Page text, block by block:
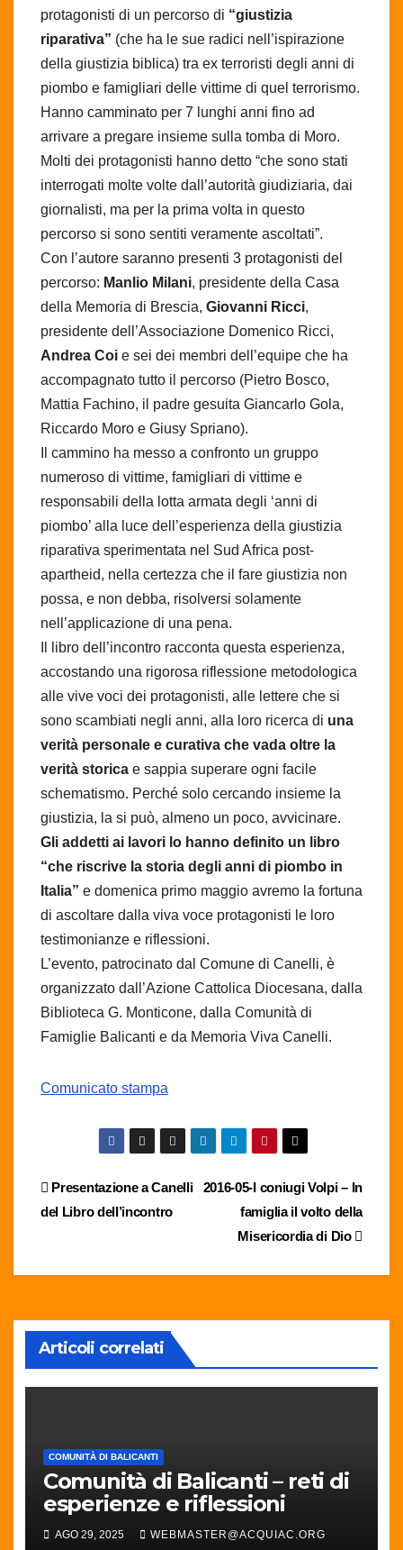
protagonisti di un percorso di “giustizia
riparativa” (che ha le sue radici nell’ispirazione
della giustizia biblica) tra ex terroristi degli anni di
piombo e famigliari delle vittime di quel terrorismo.
Hanno camminato per 7 lunghi anni fino ad
arrivare a pregare insieme sulla tomba di Moro.
Molti dei protagonisti hanno detto “che sono stati
interrogati molte volte dall’autorità giudiziaria, dai
giornalisti, ma per la prima volta in questo
percorso si sono sentiti veramente ascoltati”.
Con l’autore saranno presenti 3 protagonisti del
percorso: Manlio Milani, presidente della Casa
della Memoria di Brescia, Giovanni Ricci,
presidente dell’Associazione Domenico Ricci,
Andrea Coi e sei dei membri dell’equipe che ha
accompagnato tutto il percorso (Pietro Bosco,
Mattia Fachino, il padre gesuita Giancarlo Gola,
Riccardo Moro e Giusy Spriano).
Il cammino ha messo a confronto un gruppo
numeroso di vittime, famigliari di vittime e
responsabili della lotta armata degli ‘anni di
piombo’ alla luce dell’esperienza della giustizia
riparativa sperimentata nel Sud Africa post-
apartheid, nella certezza che il fare giustizia non
possa, e non debba, risolversi solamente
nell’applicazione di una pena.
Il libro dell’incontro racconta questa esperienza,
accostando una rigorosa riflessione metodologica
alle vive voci dei protagonisti, alle lettere che si
sono scambiati negli anni, alla loro ricerca di una
verità personale e curativa che vada oltre la
verità storica e sappia superare ogni facile
schematismo. Perché solo cercando insieme la
giustizia, la si può, almeno un poco, avvicinare.
Gli addetti ai lavori lo hanno definito un libro
“che riscrive la storia degli anni di piombo in
Italia” e domenica primo maggio avremo la fortuna
di ascoltare dalla viva voce protagonisti le loro
testimonianze e riflessioni.
L’evento, patrocinato dal Comune di Canelli, è
organizzato dall’Azione Cattolica Diocesana, dalla
Biblioteca G. Monticone, dalla Comunità di
Famiglie Balicanti e da Memoria Viva Canelli.
Comunicato stampa
Navigazione2016-05-I coniugi Volpi – In
famiglia il volto della
Misericordia di Dio
Presentazione a Canelli
del Libro dell’incontro
Articoli correlati
COMUNITÀ DI BALICANTI
Comunità di Balicanti – reti di
esperienze e riflessioni
AGO 29, 2025 WEBMASTER@ACQUIAC.ORG